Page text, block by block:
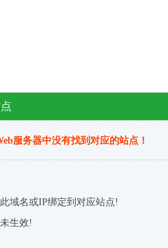
服务器中没有找到对应的站点！
域名或IP绑定到对应站点!
生效!